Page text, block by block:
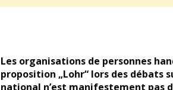
Les organisations de personnes
proposition „Lohr“ lors des débats
national n’est manifestement pas